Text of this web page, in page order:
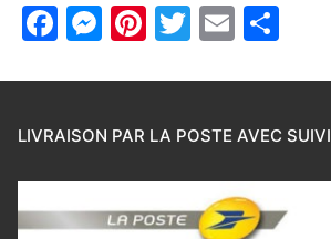
Facebook
Messenger
Pinterest
Twitter
Email
LIVRAISON PAR LA POSTE AVEC SUIVI